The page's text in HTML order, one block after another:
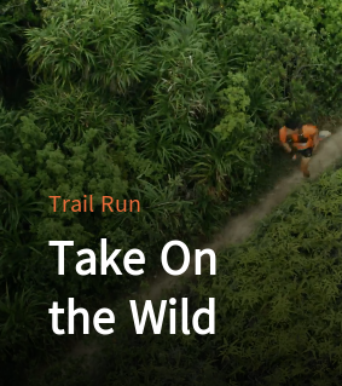
Trail Run
Take On
the Wild